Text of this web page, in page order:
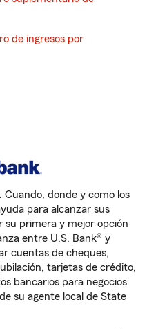
de ingresos por
Cuando, donde y como los
para alcanzar sus
su primera y mejor opción
entre U.S. Bank® y
cuentas de cheques,
tarjetas de crédito,
bancarios para negocios
su agente local de State